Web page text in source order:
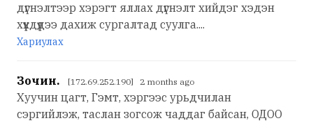
дүгнэлтээр хэрэгт яллах дүгнэлт хийдэг хэдэн
хүүхдүүдээ дахиж сургалтад суулга....
Хариулах
Зочин. [172.69.252.190] 2 months ago
Хуучин цагт, Гэмт, хэргээс урьдчилан
сэргийлэж, таслан зогсож чаддаг байсан, ОДОО